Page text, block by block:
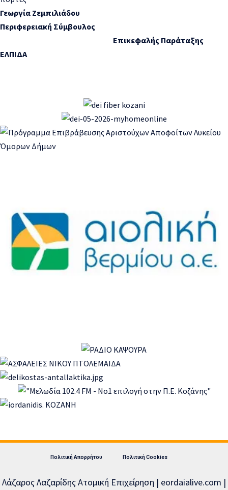
Γεωργία Ζεμπιλιάδου
Περιφερειακή Σύμβουλος
Επικεφαλής Παράταξης
ΕΛΠΙΔΑ
Πολιτική Απορρήτου Πολιτική Cookies
Λάζαρος Λαζαρίδης Ατομική Επιχείρηση | eordaialive.com |